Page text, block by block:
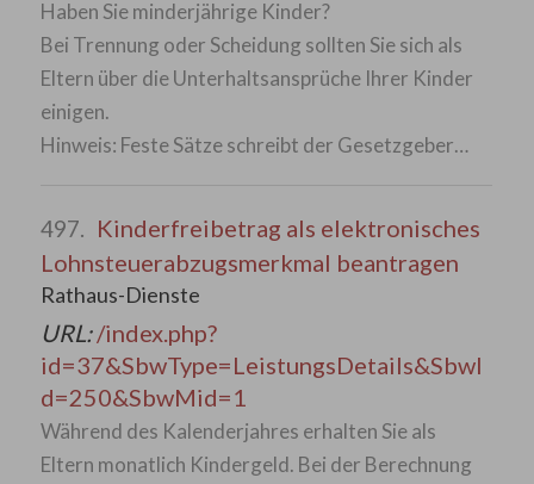
Haben Sie minderjährige Kinder?
Bei Trennung oder Scheidung sollten Sie sich als
Eltern über die Unterhaltsansprüche Ihrer Kinder
einigen.
Hinweis: Feste Sätze schreibt der Gesetzgeber…
497. Kinderfreibetrag als elektronisches
Lohnsteuerabzugsmerkmal beantragen
Rathaus-Dienste
URL:/index.php?
id=37&SbwType=LeistungsDetails&SbwI
d=250&SbwMid=1
Während des Kalenderjahres erhalten Sie als
Eltern monatlich Kindergeld. Bei der Berechnung